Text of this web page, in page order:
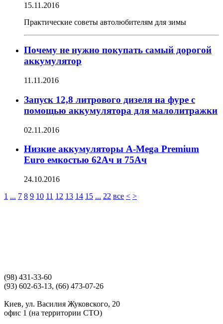
15.11.2016
Практические советы автолюбителям для зимы
Почему не нужно покупать самый дорогой
аккумулятор
11.11.2016
Запуск 12,8 литрового дизеля на фуре с
помощью аккумулятора для малолитражки
02.11.2016
Низкие аккумуляторы A-Mega Premium
Euro емкостью 62Ач и 75Ач
24.10.2016
1 ... 7 8 9 10 11 12 13 14 15 ... 22 все < >
(98) 431-33-60
(93) 602-63-13, (66) 473-07-26
Киев, ул. Василия Жуковского, 20
офис 1 (на территории СТО)